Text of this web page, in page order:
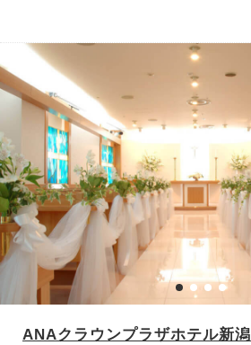
ANAクラウンプラザホテル新潟